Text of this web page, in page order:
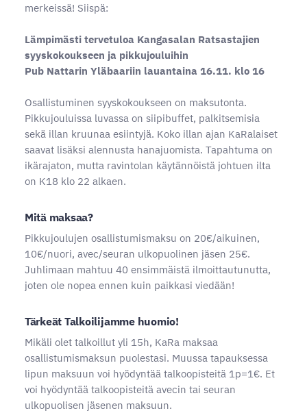
merkeissä! Siispä:
Lämpimästi tervetuloa Kangasalan Ratsastajien
syyskokoukseen ja pikkujouluihin
Pub Nattarin Yläbaariin lauantaina 16.11. klo 16
Osallistuminen syyskokoukseen on maksutonta.
Pikkujouluissa luvassa on siipibuffet, palkitsemisia
sekä illan kruunaa esiintyjä. Koko illan ajan KaRalaiset
saavat lisäksi alennusta hanajuomista. Tapahtuma on
ikärajaton, mutta ravintolan käytännöistä johtuen ilta
on K18 klo 22 alkaen.
Mitä maksaa?
Pikkujoulujen osallistumismaksu on 20€/aikuinen,
10€/nuori, avec/seuran ulkopuolinen jäsen 25€.
Juhlimaan mahtuu 40 ensimmäistä ilmoittautunutta,
joten ole nopea ennen kuin paikkasi viedään!
Tärkeät Talkoilijamme huomio!
Mikäli olet talkoillut yli 15h, KaRa maksaa
osallistumismaksun puolestasi. Muussa tapauksessa
lipun maksuun voi hyödyntää talkoopisteitä 1p=1€. Et
voi hyödyntää talkoopisteitä avecin tai seuran
ulkopuolisen jäsenen maksuun.